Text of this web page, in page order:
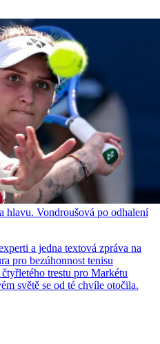
hlavu. Vondroušová po odhalení
a jedna textová zpráva na
pro bezúhonnost tenisu
trestu pro Markétu
světě se od té chvíle otočila.